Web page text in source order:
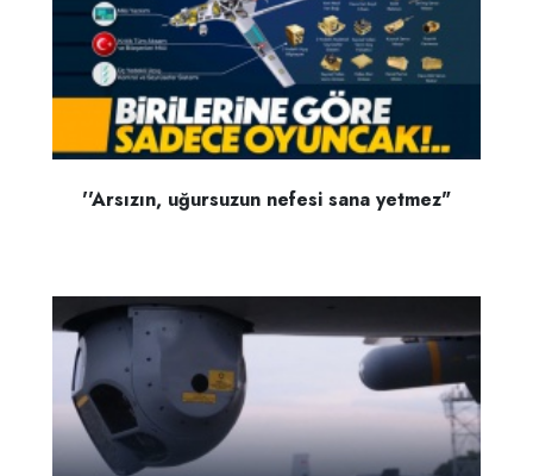
''Arsızın, uğursuzun nefesi sana yetmez"